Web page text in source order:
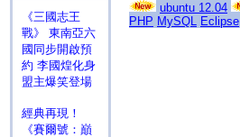
《三國志王
戰》 東南亞六
國同步開啟預
約 李國煌化身
盟主爆笑登場
經典再現！
《賽爾號：巔
ubuntu 12.04
PHP MySQL Eclipse